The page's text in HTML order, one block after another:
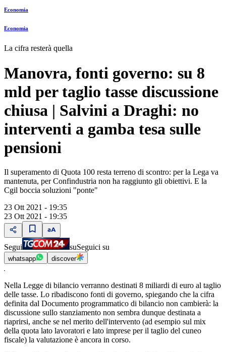
Economia
Economia
La cifra resterà quella
Manovra, fonti governo: su 8
mld per taglio tasse discussione
chiusa | Salvini a Draghi: no
interventi a gamba tesa sulle
pensioni
Il superamento di Quota 100 resta terreno di scontro: per la Lega va
mantenuta, per Confindustria non ha raggiunto gli obiettivi. E la
Cgil boccia soluzioni "ponte"
23 Ott 2021 - 19:35
23 Ott 2021 - 19:35
Segui suSeguici su
whatsapp discover
Nella Legge di bilancio verranno destinati 8 miliardi di euro al taglio
delle tasse. Lo ribadiscono fonti di governo, spiegando che la cifra
definita dal Documento programmatico di bilancio non cambierà: la
discussione sullo stanziamento non sembra dunque destinata a
riaprirsi, anche se nel merito dell'intervento (ad esempio sul mix
della quota lato lavoratori e lato imprese per il taglio del cuneo
fiscale) la valutazione è ancora in corso.